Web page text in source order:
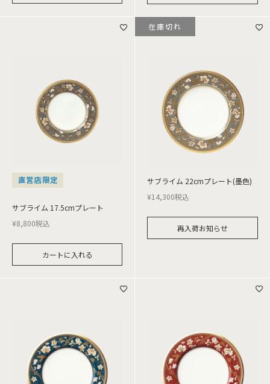
直営店限定
サブライム 17.5cmプレート
¥8,800税込
カートに入れる
サブライム 22cmプレート(墨色)
¥14,300税込
再入荷お知らせ
在庫切れ